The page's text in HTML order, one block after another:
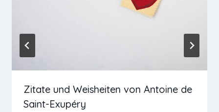
Zitate und Weisheiten von Antoine de
Saint-Exupéry